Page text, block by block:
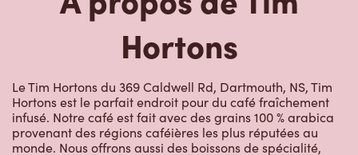
Hortons
Le Tim Hortons du 369 Caldwell Rd, Dartmouth, NS, Tim
Hortons est le parfait endroit pour du café fraîchement
infusé. Notre café est fait avec des grains 100 % arabica
provenant des régions caféières les plus réputées au
monde. Nous offrons aussi des boissons de spécialité,